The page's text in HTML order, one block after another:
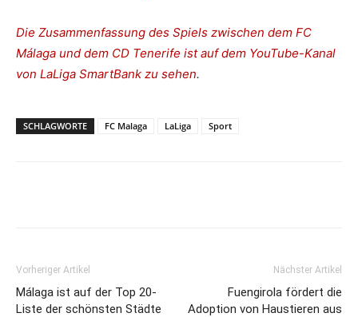
Die Zusammenfassung des Spiels zwischen dem FC
Málaga und dem CD Tenerife ist auf dem YouTube-Kanal
von LaLiga SmartBank zu sehen.
SCHLAGWORTE FC Malaga LaLiga Sport
Vorheriger Artikel
Málaga ist auf der Top 20-
Liste der schönsten Städte
Nächster Artikel
Fuengirola fördert die
Adoption von Haustieren aus